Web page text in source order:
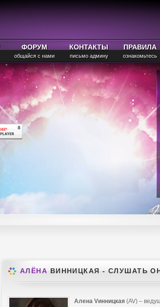
ФОРУМ
общайся с нами
КОНТАКТЫ
письмо админу
ПРАВИЛА
ознакомьтесь
АЛЁНА ВИННИЦКАЯ - СЛУШАТЬ
Алена Vинницкая (AV) –